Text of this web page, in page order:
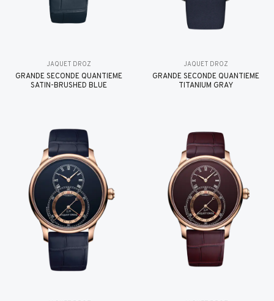
JAQUET DROZ
GRANDE SECONDE QUANTIÈME
SATIN-BRUSHED BLUE
JAQUET DROZ
GRANDE SECONDE QUANTIÈME
TITANIUM GRAY